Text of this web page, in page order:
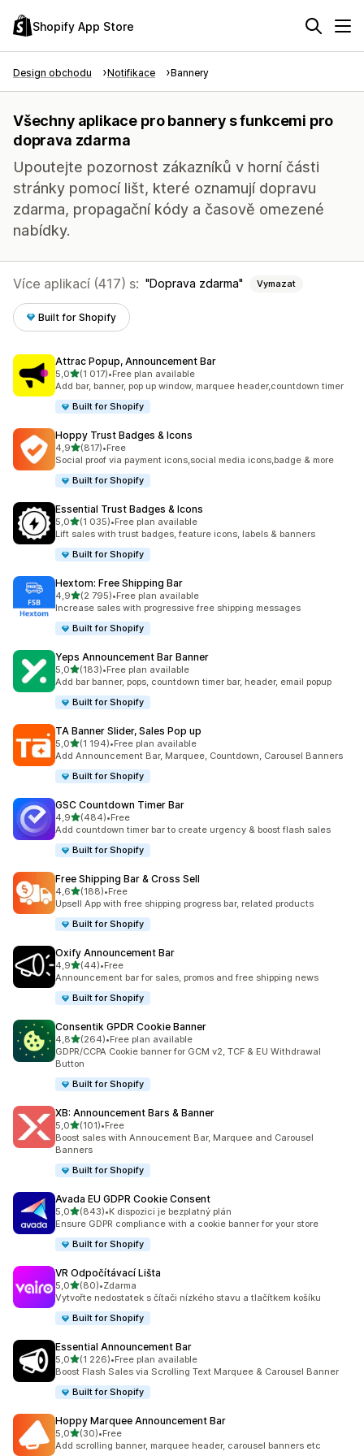
Shopify App Store
Design obchodu Notifikace Bannery
Všechny aplikace pro bannery s funkcemi pro
doprava zdarma
Upoutejte pozornost zákazníků v horní části
stránky pomocí lišt, které oznamují dopravu
zdarma, propagační kódy a časově omezené
nabídky.
Více aplikací (417) s: Doprava zdarma Vymazat
Built for Shopify
Attrac Popup, Announcement Bar
5,0z 5 hvězd
(1 017)
Celkový počet recenzí: 1017
•Free plan available
Add bar, banner, pop up window, marquee header,countdown timer
Built for Shopify
Hoppy Trust Badges & Icons
4,9z 5 hvězd
(817)
Celkový počet recenzí: 817
•Free
Social proof via payment icons,social media icons,badge & more
Built for Shopify
Essential Trust Badges & Icons
5,0z 5 hvězd
(1 035)
Celkový počet recenzí: 1035
•Free plan available
Lift sales with trust badges, feature icons, labels & banners
Built for Shopify
Hextom: Free Shipping Bar
4,9z 5 hvězd
(2 795)
Celkový počet recenzí: 2795
•Free plan available
Increase sales with progressive free shipping messages
Built for Shopify
Yeps Announcement Bar Banner
5,0z 5 hvězd
(183)
Celkový počet recenzí: 183
•Free plan available
Add bar banner, pops, countdown timer bar, header, email popup
Built for Shopify
TA Banner Slider, Sales Pop up
5,0z 5 hvězd
(1 194)
Celkový počet recenzí: 1194
•Free plan available
Add Announcement Bar, Marquee, Countdown, Carousel Banners
Built for Shopify
GSC Countdown Timer Bar
4,9z 5 hvězd
(484)
Celkový počet recenzí: 484
•Free
Add countdown timer bar to create urgency & boost flash sales
Built for Shopify
Free Shipping Bar & Cross Sell
4,6z 5 hvězd
(188)
Celkový počet recenzí: 188
•Free
Upsell App with free shipping progress bar, related products
Built for Shopify
Oxify Announcement Bar
4,9z 5 hvězd
(44)
Celkový počet recenzí: 44
•Free
Announcement bar for sales, promos and free shipping news
Built for Shopify
Consentik GPDR Cookie Banner
4,8z 5 hvězd
(264)
Celkový počet recenzí: 264
•Free plan available
GDPR/CCPA Cookie banner for GCM v2, TCF & EU Withdrawal
Button
Built for Shopify
XB: Announcement Bars & Banner
5,0z 5 hvězd
(101)
Celkový počet recenzí: 101
•Free
Boost sales with Annoucement Bar, Marquee and Carousel
Banners
Built for Shopify
Avada EU GDPR Cookie Consent
5,0z 5 hvězd
(843)
Celkový počet recenzí: 843
•K dispozici je bezplatný plán
Ensure GDPR compliance with a cookie banner for your store
Built for Shopify
VR Odpočítávací Lišta
5,0z 5 hvězd
(80)
Celkový počet recenzí: 80
•Zdarma
Vytvořte nedostatek s čítači nízkého stavu a tlačítkem košíku
Built for Shopify
Essential Announcement Bar
5,0z 5 hvězd
(1 226)
Celkový počet recenzí: 1226
•Free plan available
Boost Flash Sales via Scrolling Text Marquee & Carousel Banner
Built for Shopify
Hoppy Marquee Announcement Bar
5,0z 5 hvězd
(30)
Celkový počet recenzí: 30
•Free
Add scrolling banner, marquee header, carousel banners etc